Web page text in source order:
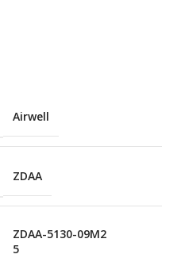
Airwell
ZDAA
ZDAA-5130-09M2
5